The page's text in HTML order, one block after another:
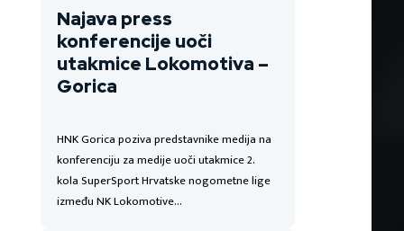
Najava press
konferencije uoči
utakmice Lokomotiva –
Gorica
HNK Gorica poziva predstavnike medija na
konferenciju za medije uoči utakmice 2.
kola SuperSport Hrvatske nogometne lige
između NK Lokomotive…